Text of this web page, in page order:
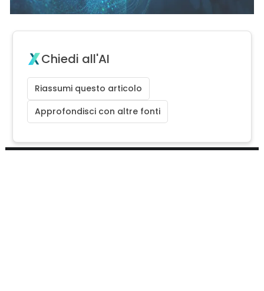
Chiedi all'AI
Riassumi questo articolo
Approfondisci con altre fonti